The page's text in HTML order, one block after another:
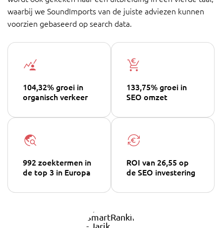
waarbij we SoundImports van de juiste adviezen kunnen
voorzien gebaseerd op search data.
104,32% groei in
organisch verkeer
133,75% groei in
SEO omzet
992 zoektermen in
de top 3 in Europa
ROI van 26,55 op
de SEO investering